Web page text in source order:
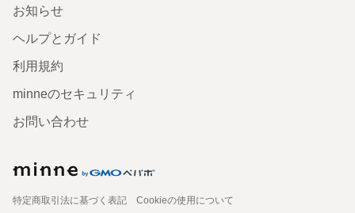
お知らせ
ヘルプとガイド
利用規約
minneのセキュリティ
お問い合わせ
特定商取引法に基づく表記
Cookieの使用について